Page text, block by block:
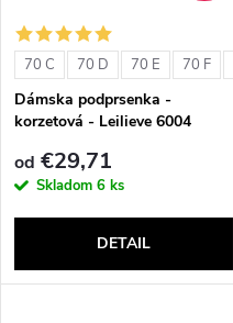
70 C 70 D 70 E 70 F
Dámska podprsenka -
korzetová - Leilieve 6004
od €29,71
Skladom 6 ks
DETAIL